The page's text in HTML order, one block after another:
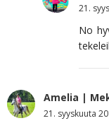
21.
No
Amelia |
21. syyskuuta